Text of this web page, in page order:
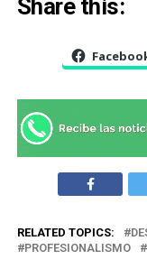
Share this:
RELATED TOPICS:
PROFESIONALISMO